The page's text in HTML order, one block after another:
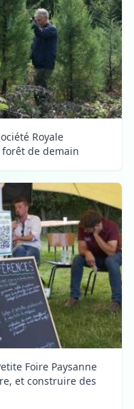
Royale
de demain
Foire Paysanne
et construire des